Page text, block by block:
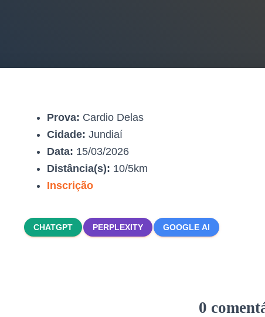
Prova: Cardio Delas
Cidade: Jundiaí
Data: 15/03/2026
Distância(s): 10/5km
Inscrição
CHATGPT PERPLEXITY GOOGLE AI
0